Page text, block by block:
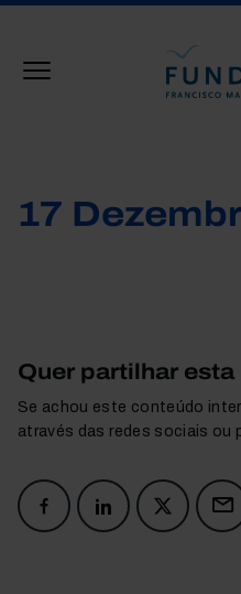
17
Quer partilhar
Se achou este conteúdo
através das redes sociais ou